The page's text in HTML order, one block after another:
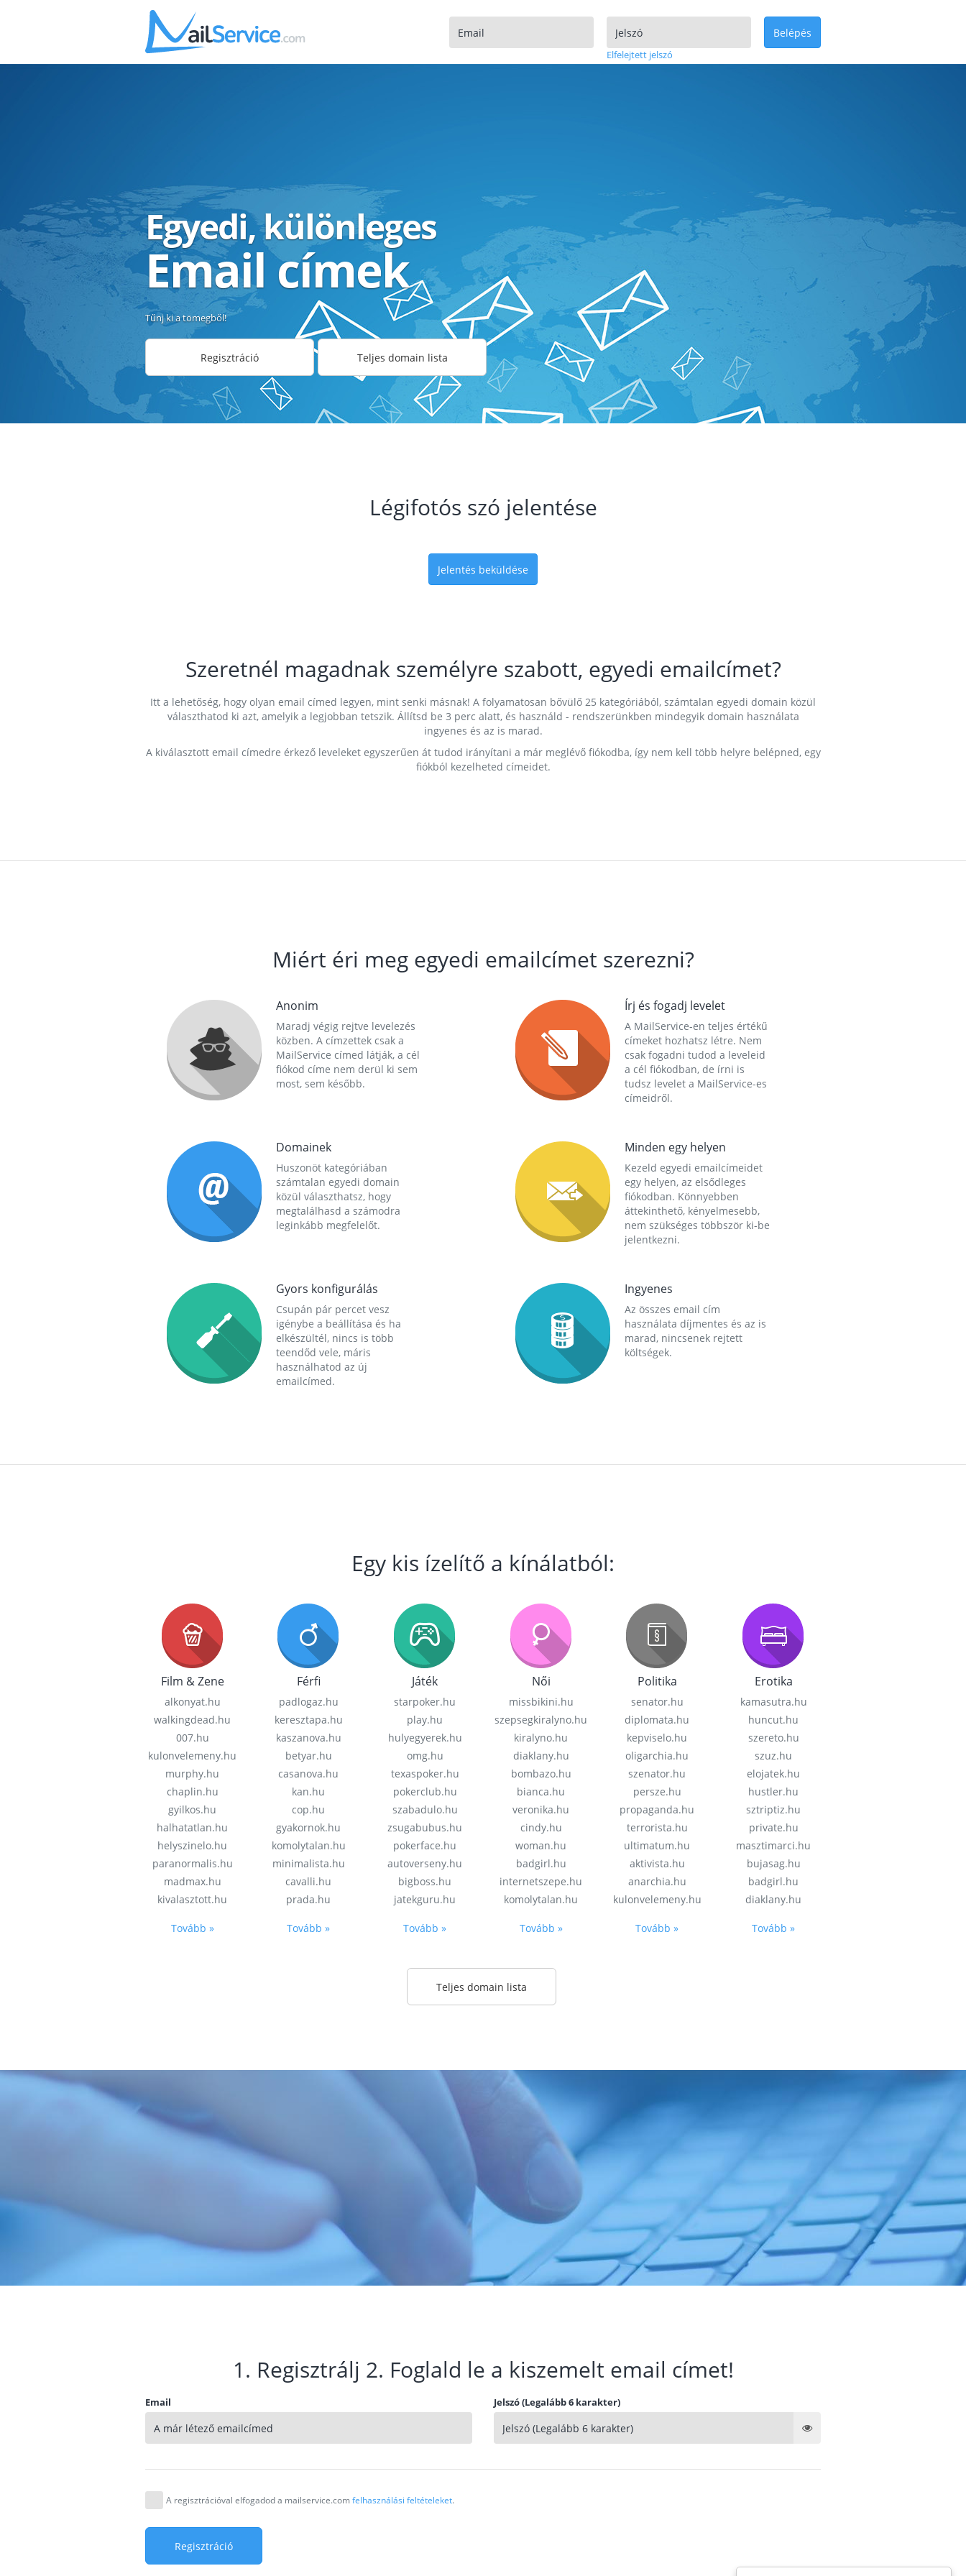
Elfelejtett jelszó
Belépés
Egyedi, különleges
Email címek
Tűnj ki a tömegből!
Regisztráció Teljes domain lista
Légifotós szó jelentése
Jelentés beküldése
Szeretnél magadnak személyre szabott, egyedi emailcímet?
Itt a lehetőség, hogy olyan email címed legyen, mint senki másnak! A folyamatosan bővülő 25 kategóriából, számtalan egyedi domain közül
választhatod ki azt, amelyik a legjobban tetszik. Állítsd be 3 perc alatt, és használd - rendszerünkben mindegyik domain használata
ingyenes és az is marad.
A kiválasztott email címedre érkező leveleket egyszerűen át tudod irányítani a már meglévő fiókodba, így nem kell több helyre belépned, egy
fiókból kezelheted címeidet.
Miért éri meg egyedi emailcímet szerezni?
Anonim
Maradj végig rejtve levelezés
közben. A címzettek csak a
MailService címed látják, a cél
fiókod címe nem derül ki sem
most, sem később.
Írj és fogadj levelet
A MailService-en teljes értékű
címeket hozhatsz létre. Nem
csak fogadni tudod a leveleid
a cél fiókodban, de írni is
tudsz levelet a MailService-es
címeidről.
Domainek
Huszonöt kategóriában
számtalan egyedi domain
közül választhatsz, hogy
megtalálhasd a számodra
leginkább megfelelőt.
Minden egy helyen
Kezeld egyedi emailcímeidet
egy helyen, az elsődleges
fiókodban. Könnyebben
áttekinthető, kényelmesebb,
nem szükséges többször ki-be
jelentkezni.
Gyors konfigurálás
Csupán pár percet vesz
igénybe a beállítása és ha
elkészültél, nincs is több
teendőd vele, máris
használhatod az új
emailcímed.
Ingyenes
Az összes email cím
használata díjmentes és az is
marad, nincsenek rejtett
költségek.
Egy kis ízelítő a kínálatból:
Film & Zene
alkonyat.hu
walkingdead.hu
007.hu
kulonvelemeny.hu
murphy.hu
chaplin.hu
gyilkos.hu
halhatatlan.hu
helyszinelo.hu
paranormalis.hu
madmax.hu
kivalasztott.hu
Tovább »
Férfi
padlogaz.hu
keresztapa.hu
kaszanova.hu
betyar.hu
casanova.hu
kan.hu
cop.hu
gyakornok.hu
komolytalan.hu
minimalista.hu
cavalli.hu
prada.hu
Tovább »
Játék
starpoker.hu
play.hu
hulyegyerek.hu
omg.hu
texaspoker.hu
pokerclub.hu
szabadulo.hu
zsugabubus.hu
pokerface.hu
autoverseny.hu
bigboss.hu
jatekguru.hu
Tovább »
Női
missbikini.hu
szepsegkiralyno.hu
kiralyno.hu
diaklany.hu
bombazo.hu
bianca.hu
veronika.hu
cindy.hu
woman.hu
badgirl.hu
internetszepe.hu
komolytalan.hu
Tovább »
Politika
senator.hu
diplomata.hu
kepviselo.hu
oligarchia.hu
szenator.hu
persze.hu
propaganda.hu
terrorista.hu
ultimatum.hu
aktivista.hu
anarchia.hu
kulonvelemeny.hu
Tovább »
Erotika
kamasutra.hu
huncut.hu
szereto.hu
szuz.hu
elojatek.hu
hustler.hu
sztriptiz.hu
private.hu
masztimarci.hu
bujasag.hu
badgirl.hu
diaklany.hu
Tovább »
Teljes domain lista
1. Regisztrálj 2. Foglald le a kiszemelt email címet!
Email Jelszó (Legalább 6 karakter)
A regisztrációval elfogadod a mailservice.comfelhasználási feltételeket.
Regisztráció